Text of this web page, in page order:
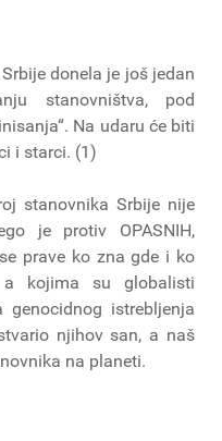
donela je još jedan
stanovništva, pod
Na udaru će biti
i starci. (1)
stanovnika Srbije nije
je protiv OPASNIH,
se prave ko zna gde i ko
kojima su globalisti
istrebljenja
njihov san, a naš
na planeti.